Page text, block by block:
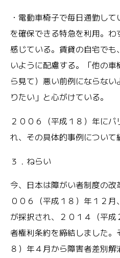
・電動車椅子で毎日通勤し
を確保できる特急を利用。
感じている。賃貸の自宅で
いように配慮する。「他の
ら見て）悪い前例にならな
りたい」と心がけている。
２００６（平成１８）年に
れ、その具体的事例について
３．ねらい
今、日本は障がい者制度の改
００６（平成１８）年１２
が採択され、２０１４（平
者権利条約を締結しました。
８）年４月から障害者差別